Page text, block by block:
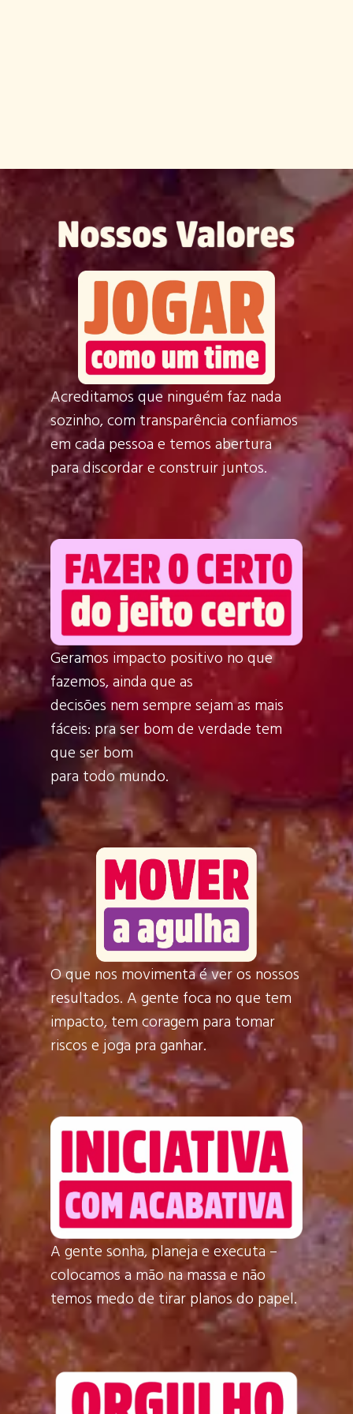
Acreditamos que ninguém faz nada
sozinho, com transparência confiamos
em cada pessoa e temos abertura
para discordar e construir juntos.
Geramos impacto positivo no que
fazemos, ainda que as
decisões nem sempre sejam as mais
fáceis: pra ser bom de verdade tem
que ser bom
para todo mundo.
O que nos movimenta é ver os nossos
resultados. A gente foca no que tem
impacto, tem coragem para tomar
riscos e joga pra ganhar.
A gente sonha, planeja e executa –
colocamos a mão na massa e não
temos medo de tirar planos do papel.